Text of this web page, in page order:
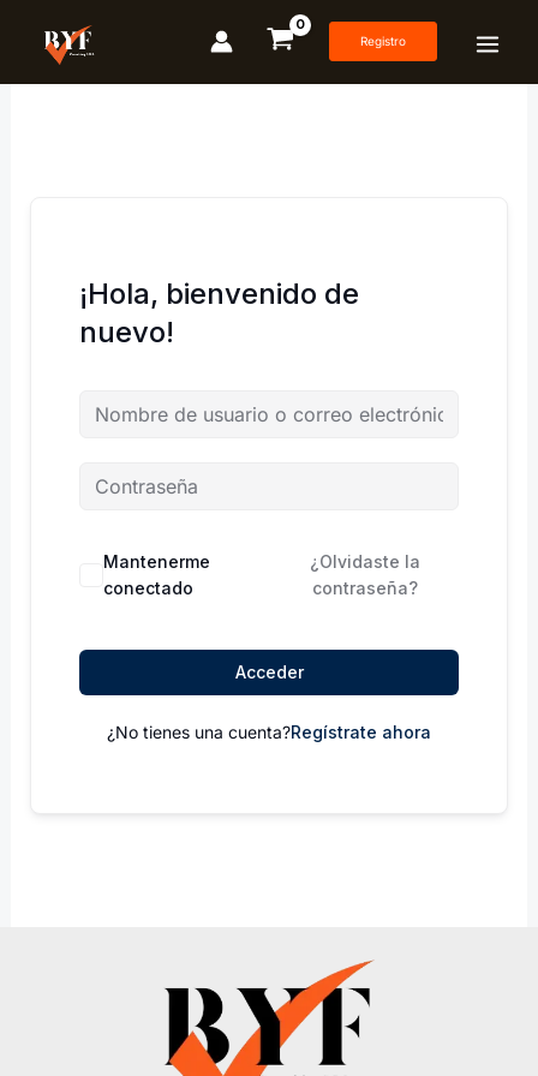
contenido
Registro
¡Hola, bienvenido de
nuevo!
Mantenerme
conectado
¿Olvidaste la
contraseña?
Acceder
¿No tienes una cuenta?Regístrate ahora